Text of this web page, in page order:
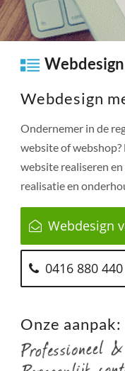
Webdesign
Ondernemer in de
website of
website realiseren
realisatie en
Webdesign
0416 880 440
Onze aanpak: